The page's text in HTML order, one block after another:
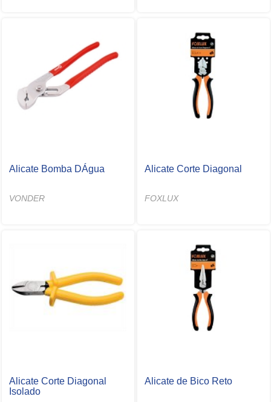
Alicate Bomba DÁgua
VONDER
Alicate Corte Diagonal
FOXLUX
Alicate Corte Diagonal
Isolado
Alicate de Bico Reto